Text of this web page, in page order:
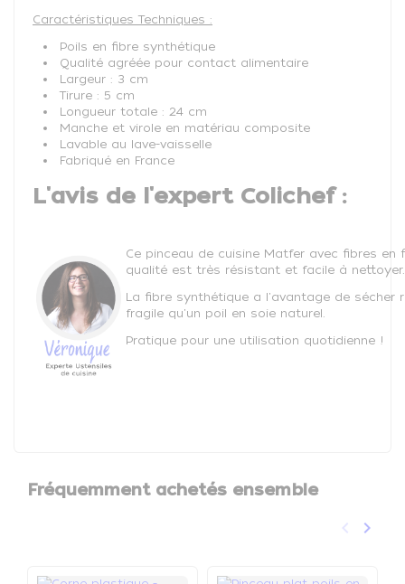
Caractéristiques Techniques :
Poils en fibre synthétique
Qualité agréée pour contact alimentaire
Largeur : 3 cm
Tirure : 5 cm
Longueur totale : 24 cm
Manche et virole en matériau composite
Lavable au lave-vaisselle
Fabriqué en France
L'avis de l'expert Colichef :
Ce pinceau de cuisine Matfer avec fibres en
qualité est très résistant et facile à nettoyer.
La fibre synthétique a l'avantage de sécher
fragile qu'un poil en soie naturel.
Pratique pour une utilisation quotidienne !
Fréquemment achetés ensemble
Précédent
keyboard_arrow_left keyboard_arrow_right